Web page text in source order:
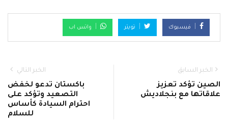
فيسبوك تويتر واتس اب
الخبر السابق
الصين تؤكد تعزيز
علاقاتها مع بنجلاديش
الخبر التالي
باكستان تدعو لخفض
التصعيد وتؤكد على
احترام السيادة كأساس
للسلام